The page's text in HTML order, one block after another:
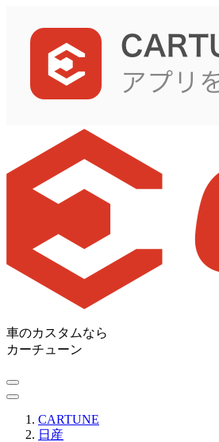
車のカスタムなら
カーチューン
CARTUNE
日産